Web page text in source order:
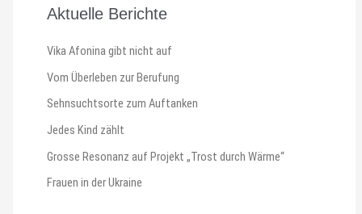
Aktuelle Berichte
Vika Afonina gibt nicht auf
Vom Überleben zur Berufung
Sehnsuchtsorte zum Auftanken
Jedes Kind zählt
Grosse Resonanz auf Projekt „Trost durch Wärme“
Frauen in der Ukraine